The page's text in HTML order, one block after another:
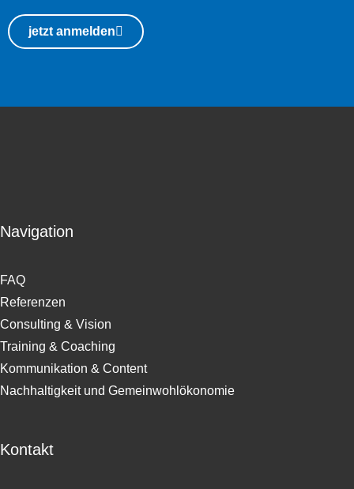
jetzt anmelden
Navigation
FAQ
Referenzen
Consulting & Vision
Training & Coaching
Kommunikation & Content
Nachhaltigkeit und Gemeinwohlökonomie
Kontakt